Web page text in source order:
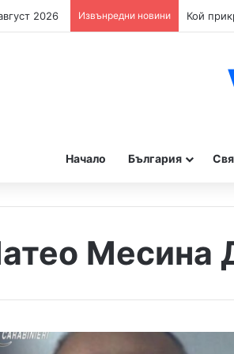
2026 Извънредни новини
Начало България
Месина